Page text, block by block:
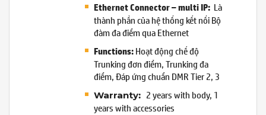
Ethernet Connector – multi IP: Là
thành phần của hệ thống kết nối Bộ
đàm đa điểm qua Ethernet
Functions:Hoạt động chế độ
Trunking đơn điểm, Trunking đa
điểm, Đáp ứng chuẩn DMR Tier 2, 3
Warranty: 2 years with body, 1
years with accessories